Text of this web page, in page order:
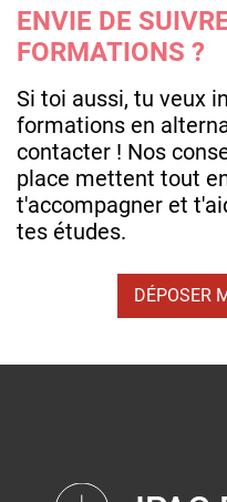
ENVIE DE
FORMATIONS ?
Si toi aussi, tu veux
formations en
contacter ! Nos
place mettent tout
t'accompagner et
tes études.
DÉPOSER